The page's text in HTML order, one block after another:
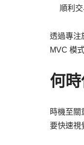
順利
透過專注
MVC 模
何
時機至關
要快速視